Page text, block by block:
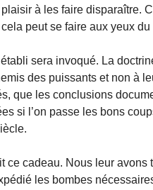
à les faire disparaître.
peut se faire aux yeux
sera invoqué. La
des puissants et non à
que les conclusions
si l’on passe les bons
ce cadeau. Nous leur
les bombes